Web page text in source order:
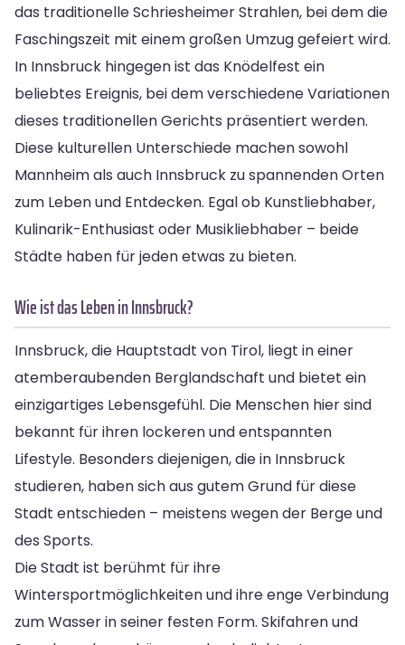
das traditionelle Schriesheimer Strahlen, bei dem die
Faschingszeit mit einem großen Umzug gefeiert wird.
In Innsbruck hingegen ist das Knödelfest ein
beliebtes Ereignis, bei dem verschiedene Variationen
dieses traditionellen Gerichts präsentiert werden.
Diese kulturellen Unterschiede machen sowohl
Mannheim als auch Innsbruck zu spannenden Orten
zum Leben und Entdecken. Egal ob Kunstliebhaber,
Kulinarik-Enthusiast oder Musikliebhaber – beide
Städte haben für jeden etwas zu bieten.
Wie ist das Leben in Innsbruck?
Innsbruck, die Hauptstadt von Tirol, liegt in einer
atemberaubenden Berglandschaft und bietet ein
einzigartiges Lebensgefühl. Die Menschen hier sind
bekannt für ihren lockeren und entspannten
Lifestyle. Besonders diejenigen, die in Innsbruck
studieren, haben sich aus gutem Grund für diese
Stadt entschieden – meistens wegen der Berge und
des Sports.
Die Stadt ist berühmt für ihre
Wintersportmöglichkeiten und ihre enge Verbindung
zum Wasser in seiner festen Form. Skifahren und